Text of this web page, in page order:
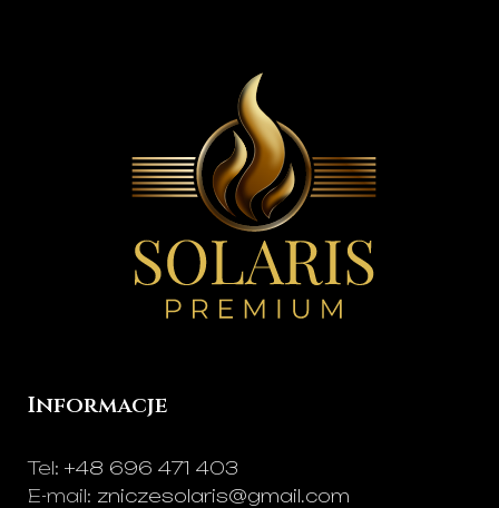
Informacje
Tel: +48 696 471 403
E-mail: zniczesolaris@gmail.com